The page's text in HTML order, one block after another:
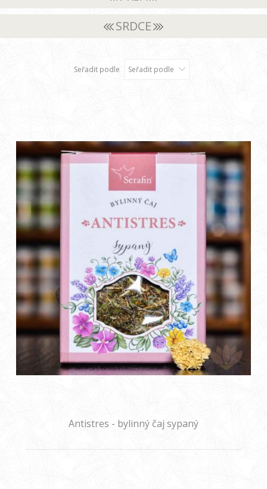
SRDCE
Seřadit podle Seřadit podle
Antistres - bylinný čaj sypaný